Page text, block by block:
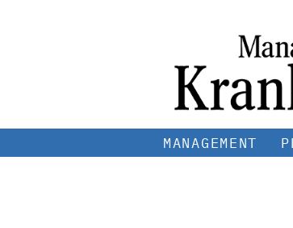
MANAGEMENT